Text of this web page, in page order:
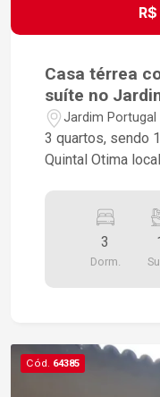
Casa térrea
suíte no
dos Campos-
Jardim
3 quartos, sendo
Quintal Otima
3
Dorm.
1
Cód. 64385